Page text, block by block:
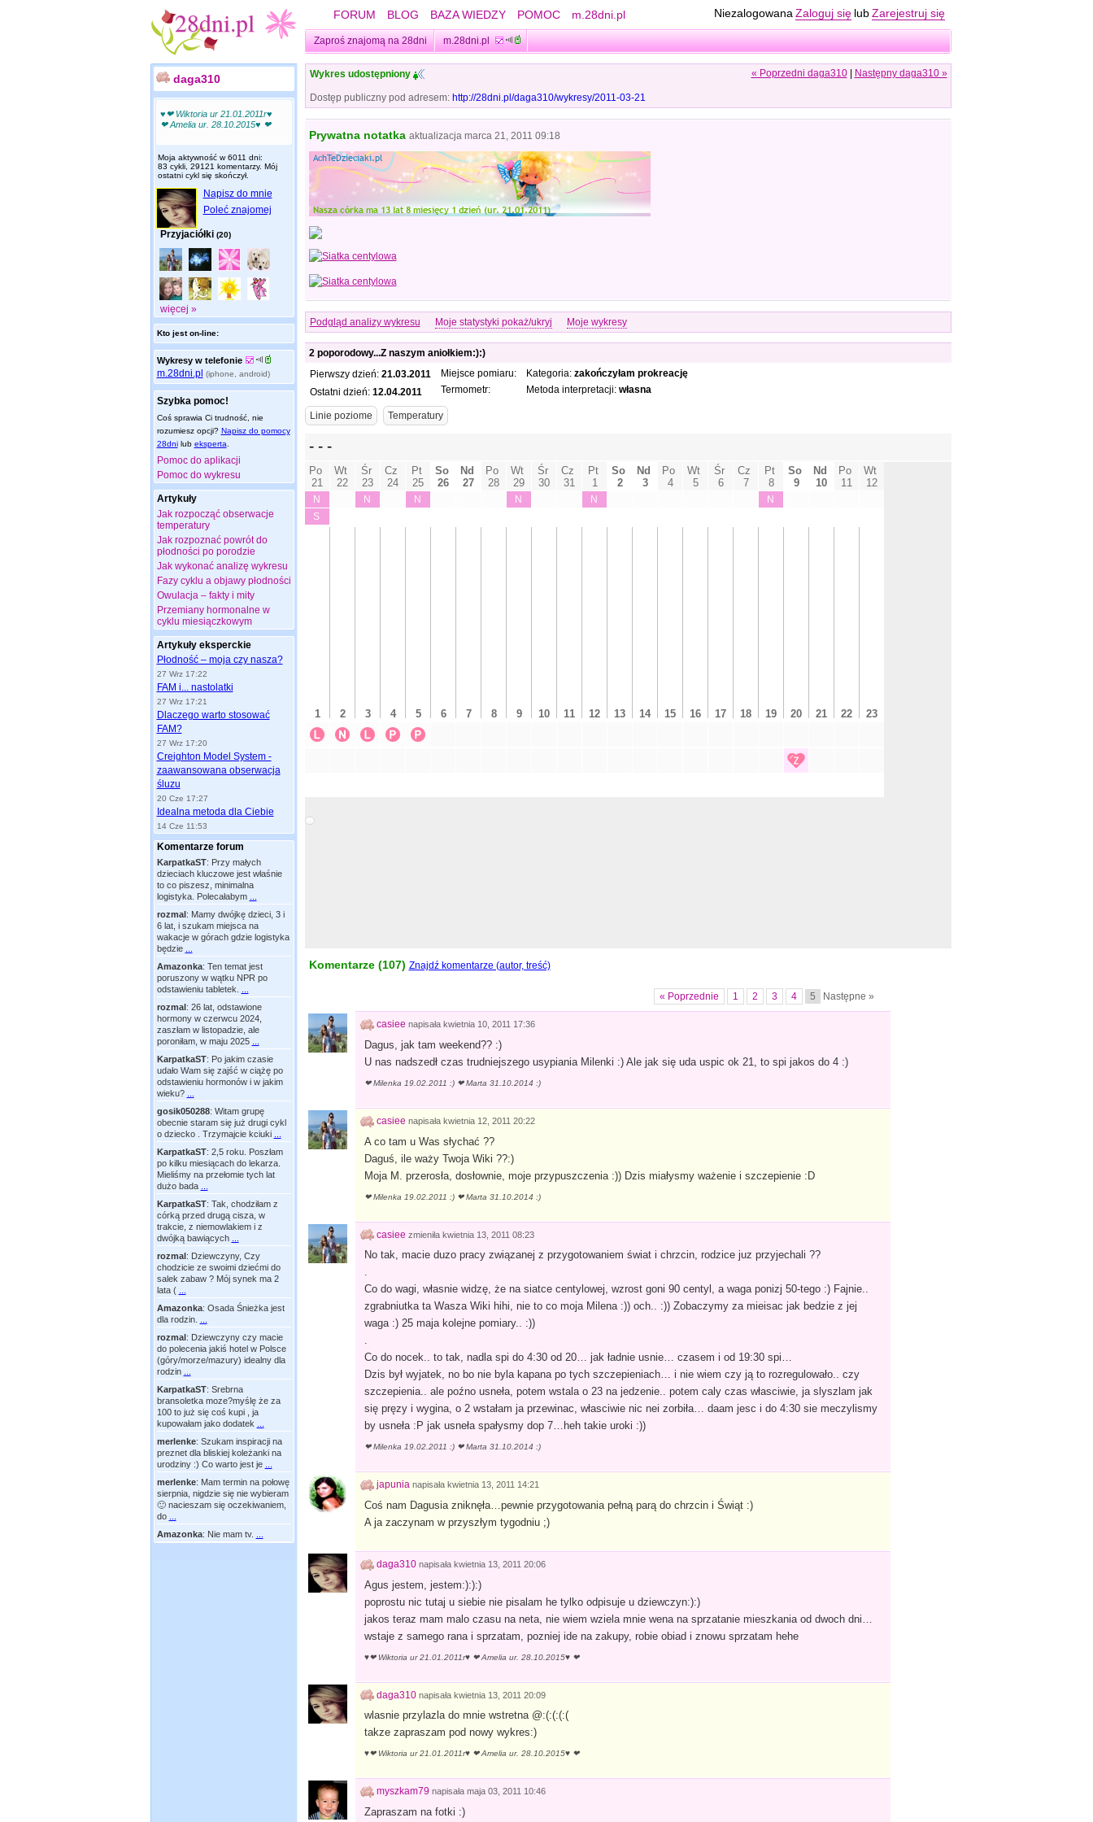
FORUM BLOG BAZA WIEDZY POMOC m.28dni.pl Niezalogowana Zaloguj się lub Zarejestruj się
Zaproś znajomą na 28dni m.28dni.pl
daga310
♥❤ Wiktoria ur 21.01.2011r♥
❤ Amelia ur. 28.10.2015♥ ❤
Moja aktywność w 6011 dni:
83 cykli, 29121 komentarzy. Mój
ostatni cykl się skończył.
Napisz do mnie
Poleć znajomej
Przyjaciółki (20)
więcej »
Kto jest on-line:
Wykresy w telefonie
m.28dni.pl (iphone, android)
Szybka pomoc!
Coś sprawia Ci trudność, nie
rozumiesz opcji? Napisz do pomocy
28dnilub eksperta
Pomoc do aplikacji
Pomoc do wykresu
Artykuły
Jak rozpocząć obserwacje
temperatury
Jak rozpoznać powrót do
płodności po porodzie
Jak wykonać analizę wykresu
Fazy cyklu a objawy płodności
Owulacja – fakty i mity
Przemiany hormonalne w
cyklu miesiączkowym
Artykuły eksperckie
Płodność – moja czy nasza?
27 Wrz 17:22
FAM i... nastolatki
27 Wrz 17:21
Dlaczego warto stosować
FAM?
27 Wrz 17:20
Creighton Model System -
zaawansowana obserwacja
śluzu
20 Cze 17:27
Idealna metoda dla Ciebie
14 Cze 11:53
Komentarze forum
KarpatkaST: Przy małych
dzieciach kluczowe jest właśnie
to co piszesz, minimalna
logistyka. Polecałabym
rozmal: Mamy dwójkę dzieci, 3 i
6 lat, i szukam miejsca na
wakacje w górach gdzie logistyka
będzie
Amazonka: Ten temat jest
poruszony w wątku NPR po
odstawieniu tabletek.
rozmal: 26 lat, odstawione
hormony w czerwcu 2024,
zaszłam w listopadzie, ale
poroniłam, w maju 2025
KarpatkaST: Po jakim czasie
udało Wam się zajść w ciążę po
odstawieniu hormonów i w jakim
wieku?
gosik050288: Witam grupę
obecnie staram się już drugi cykl
o dziecko . Trzymajcie kciuki
KarpatkaST: 2,5 roku. Poszłam
po kilku miesiącach do lekarza.
Mieliśmy na przełomie tych lat
dużo bada
KarpatkaST: Tak, chodziłam z
córką przed drugą cisza, w
trakcie, z niemowlakiem i z
dwójką bawiących
rozmal: Dziewczyny, Czy
chodzicie ze swoimi dziećmi do
salek zabaw ? Mój synek ma 2
lata (
Amazonka: Osada Śnieżka jest
dla rodzin.
rozmal: Dziewczyny czy macie
do polecenia jakiś hotel w Polsce
(góry/morze/mazury) idealny dla
rodzin
KarpatkaST: Srebrna
bransoletka moze?myślę że za
100 to już się coś kupi , ja
kupowałam jako dodatek
merlenke: Szukam inspiracji na
preznet dla bliskiej koleżanki na
urodziny :) Co warto jest je
merlenke: Mam termin na połowę
sierpnia, nigdzie się nie wybieram
🙂 nacieszam się oczekiwaniem,
do
Amazonka: Nie mam tv.
« Poprzedni daga310| Następny daga310 »
Wykres udostępniony
Dostęp publiczny pod adresem: http://28dni.pl/daga310/wykresy/2011-03-21
Prywatna notatka aktualizacja marca 21, 2011 09:18
Podgląd analizy wykresu Moje statystyki pokaż/ukryj Moje wykresy
2 poporodowy...Z naszym aniołkiem:):)
Pierwszy dzień: 21.03.2011
Ostatni dzień: 12.04.2011
Miejsce pomiaru:
Termometr:
Kategoria: zakończyłam prokreację
Metoda interpretacji: własna
Komentarze (107) Znajdź komentarze (autor, treść)
« Poprzednie 1 2 3 4 5 Następne »
casiee napisała kwietnia 10, 2011 17:36
Dagus, jak tam weekend?? :)
U nas nadszedł czas trudniejszego usypiania Milenki :) Ale jak się uda uspic ok 21, to spi jakos do 4 :)
❤ Milenka 19.02.2011 :) ❤ Marta 31.10.2014 :)
casiee napisała kwietnia 12, 2011 20:22
A co tam u Was słychać ??
Daguś, ile waży Twoja Wiki ??:)
Moja M. przerosła, dosłownie, moje przypuszczenia :)) Dzis miałysmy ważenie i szczepienie :D
❤ Milenka 19.02.2011 :) ❤ Marta 31.10.2014 :)
casiee zmieniła kwietnia 13, 2011 08:23
No tak, macie duzo pracy związanej z przygotowaniem świat i chrzcin, rodzice juz przyjechali ??
.
Co do wagi, własnie widzę, że na siatce centylowej, wzrost goni 90 centyl, a waga ponizj 50-tego :) Fajnie..
zgrabniutka ta Wasza Wiki hihi, nie to co moja Milena :)) och.. :)) Zobaczymy za mieisac jak bedzie z jej
waga :) 25 maja kolejne pomiary.. :))
.
Co do nocek.. to tak, nadla spi do 4:30 od 20… jak ładnie usnie… czasem i od 19:30 spi…
Dzis był wyjatek, no bo nie byla kapana po tych szczepieniach… i nie wiem czy ją to rozregulowało.. czy
szczepienia.. ale poźno usneła, potem wstala o 23 na jedzenie.. potem caly czas własciwie, ja slyszlam jak
się pręzy i wygina, o 2 wstałam ja przewinac, własciwie nic nei zorbiła… daam jesc i do 4:30 sie meczylismy
by usneła :P jak usneła spałysmy dop 7…heh takie uroki :))
❤ Milenka 19.02.2011 :) ❤ Marta 31.10.2014 :)
japunia napisała kwietnia 13, 2011 14:21
Coś nam Dagusia zniknęła…pewnie przygotowania pełną parą do chrzcin i Świąt :)
A ja zaczynam w przyszłym tygodniu ;)
daga310 napisała kwietnia 13, 2011 20:06
Agus jestem, jestem:):):)
poprostu nic tutaj u siebie nie pisalam he tylko odpisuje u dziewczyn:):)
jakos teraz mam malo czasu na neta, nie wiem wziela mnie wena na sprzatanie mieszkania od dwoch dni…
wstaje z samego rana i sprzatam, pozniej ide na zakupy, robie obiad i znowu sprzatam hehe
♥❤ Wiktoria ur 21.01.2011r♥ ❤ Amelia ur. 28.10.2015♥ ❤
daga310 napisała kwietnia 13, 2011 20:09
wlasnie przylazla do mnie wstretna @:(:(:(:(
takze zapraszam pod nowy wykres:)
♥❤ Wiktoria ur 21.01.2011r♥ ❤ Amelia ur. 28.10.2015♥ ❤
myszkam79 napisała maja 03, 2011 10:46
Zapraszam na fotki :)